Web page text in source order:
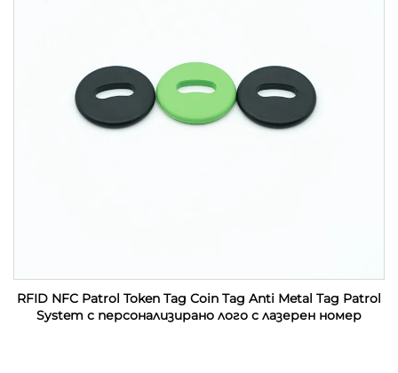
RFID NFC Patrol Token Tag Coin Tag Anti Metal Tag Patrol
System с персонализирано лого с лазерен номер